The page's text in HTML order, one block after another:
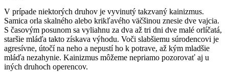
V prípade niektorých druhov je vyvinutý takzvaný kainizmus.
Samica orla skalného alebo krikľavého väčšinou znesie dve vajcia.
S časovým posunom sa vyliahnu za dva až tri dni dve malé orlíčatá,
staršie mláďa takto získava výhodu. Voči slabšiemu súrodencovi je
agresívne, útočí na neho a nepustí ho k potrave, až kým mladšie
mláďa nezahynie. Kainizmus môžeme nepriamo pozorovať aj u
iných druhoch operencov.